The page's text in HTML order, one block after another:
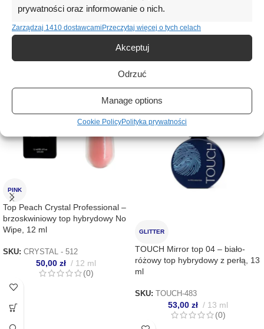
prywatności oraz informowanie o nich.
Zarządzaj 1410 dostawcamiPrzeczytaj więcej o tych celach
Akceptuj
Odrzuć
Manage options
Cookie PolicyPolityka prywatności
Podobne produkty
PINK
Top Peach Crystal Professional –
brzoskwiniowy top hybrydowy No
Wipe, 12 ml
SKU: CRYSTAL - 512
50,00 zł
12 ml
(0)
GLITTER
TOUCH Mirror top 04 – biało-
różowy top hybrydowy z perłą, 13
ml
SKU: TOUCH-483
53,00 zł
13 ml
(0)